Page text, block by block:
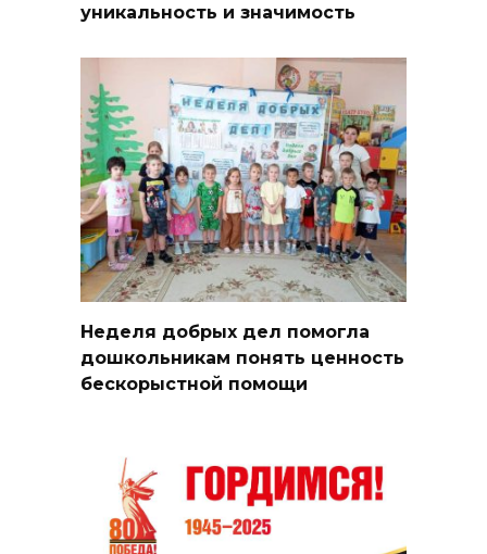
уникальность и значимость
Неделя добрых дел помогла
дошкольникам понять ценность
бескорыстной помощи